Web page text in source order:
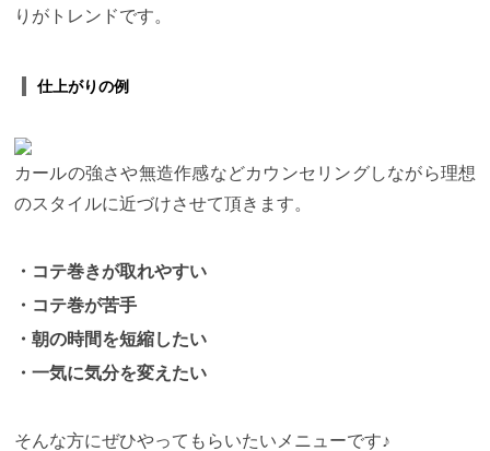
りがトレンドです。
仕上がりの例
カールの強さや無造作感などカウンセリングしながら理想
のスタイルに近づけさせて頂きます。
・コテ巻きが取れやすい
・コテ巻が苦手
・朝の時間を短縮したい
・一気に気分を変えたい
そんな方にぜひやってもらいたいメニューです♪